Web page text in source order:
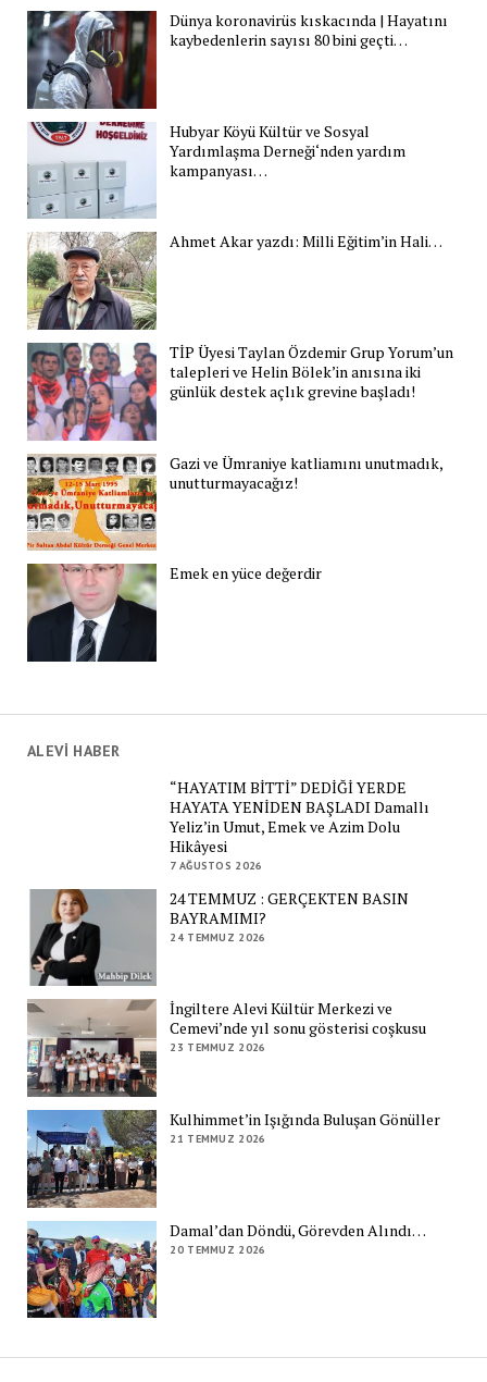
Dünya koronavirüs kıskacında | Hayatını
kaybedenlerin sayısı 80 bini geçti…
Hubyar Köyü Kültür ve Sosyal
Yardımlaşma Derneği‘nden yardım
kampanyası…
Ahmet Akar yazdı: Milli Eğitim’in Hali…
TİP Üyesi Taylan Özdemir Grup Yorum’un
talepleri ve Helin Bölek’in anısına iki
günlük destek açlık grevine başladı!
Gazi ve Ümraniye katliamını unutmadık,
unutturmayacağız!
Emek en yüce değerdir
ALEVİ HABER
“HAYATIM BİTTİ” DEDİĞİ YERDE
HAYATA YENİDEN BAŞLADI Damallı
Yeliz’in Umut, Emek ve Azim Dolu
Hikâyesi
7 AĞUSTOS 2026
24 TEMMUZ : GERÇEKTEN BASIN
BAYRAMIMI?
24 TEMMUZ 2026
İngiltere Alevi Kültür Merkezi ve
Cemevi’nde yıl sonu gösterisi coşkusu
23 TEMMUZ 2026
Kulhimmet’in Işığında Buluşan Gönüller
21 TEMMUZ 2026
Damal’dan Döndü, Görevden Alındı…
20 TEMMUZ 2026